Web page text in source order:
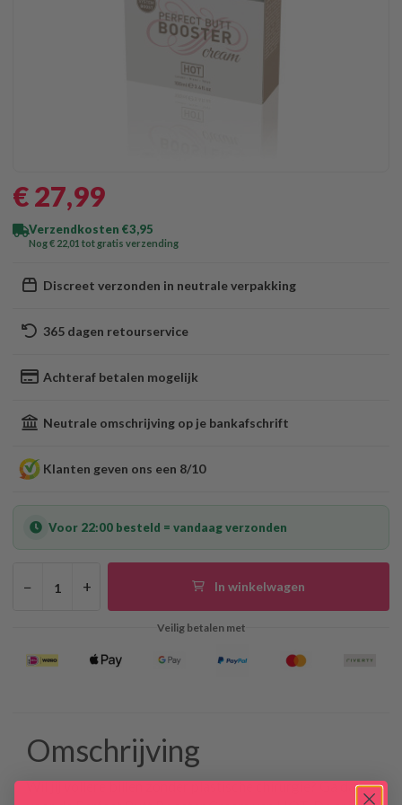
€ 27,99
Verzendkosten €3,95
Nog € 22 ,01 tot gratis verzending
Discreet verzonden in neutrale verpakking
365 dagen retourservice
Achteraf betalen mogelijk
Neutrale omschrijving op je bankafschrift
Klanten geven ons een 8/10
Voor 22:00 besteld = vandaag verzonden
− + In winkelwagen
Veilig betalen met
Omschrijving
Wil jij vollere billen zonder plastische chirurgie? Ga dan